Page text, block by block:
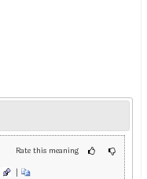
Rate this meaning
|